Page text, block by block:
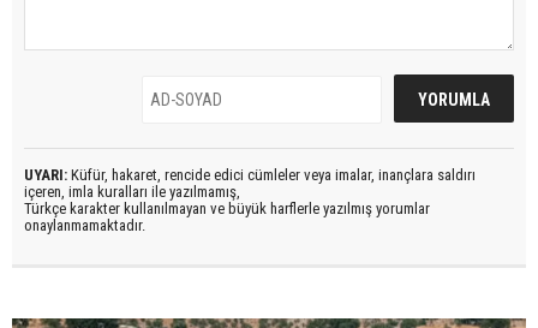
UYARI: Küfür, hakaret, rencide edici cümleler veya imalar, inançlara saldırı
içeren, imla kuralları ile yazılmamış,
Türkçe karakter kullanılmayan ve büyük harflerle yazılmış yorumlar
onaylanmamaktadır.